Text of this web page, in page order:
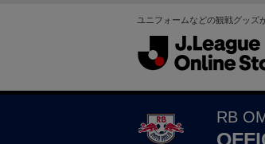
ユニフォームなどの観戦グッズ
RB